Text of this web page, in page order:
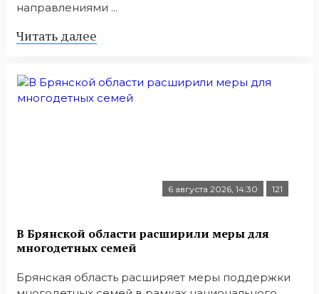
направлениями ...
Читать далее
6 августа 2026, 14:30 121
В Брянской области расширили меры для
многодетных семей
Брянская область расширяет меры поддержки